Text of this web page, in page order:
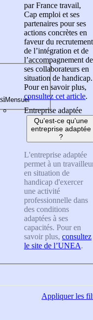
par France travail,
Cap emploi et ses
partenaires pour ses
actions concrètes en
faveur du
de l’intégration et de
l’accompagnement de
ses collaborateurs en
situation de handicap.
Pour en savoir plus,
consultez cet article.
Entreprise adaptée
Qu'est-ce qu'une
entreprise adaptée
?
L'entreprise adaptée
permet à un
en situation de
handicap d'exercer
une activité
professionnelle dans
des conditions
adaptées à ses
capacités. Pour en
savoir plus, consultez
le site de l’UNEA.
Appliquerles